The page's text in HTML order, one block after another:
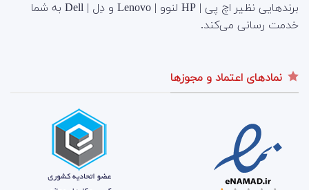
برندهایی نظیر اچ پی | HP لنوو | Lenovo و دِل | Dell به شما
خدمت رسانی می‌کند.
نمادهای اعتماد و مجوزها